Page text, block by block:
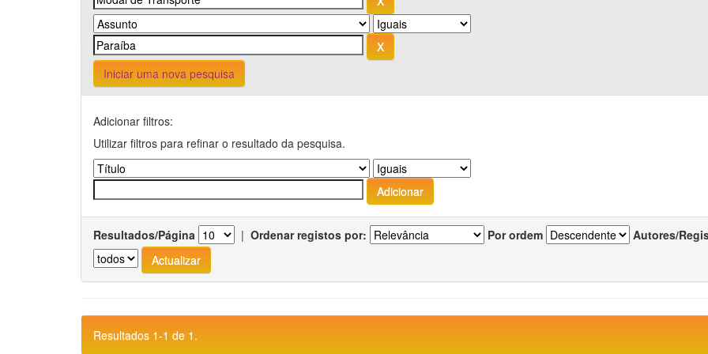
Iniciar uma nova pesquisa
Adicionar filtros:
Utilizar filtros para refinar o resultado da pesquisa.
Resultados/Página | Ordenar registos por: Por ordem Autores/
Resultados 1-1 de 1.